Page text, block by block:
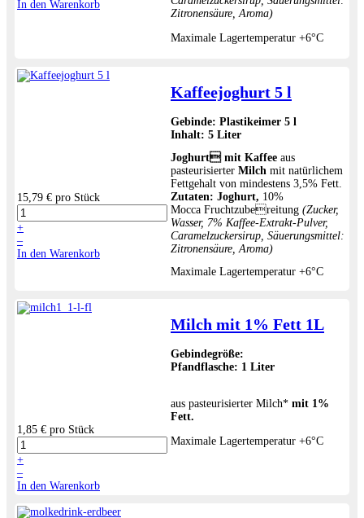
In den Warenkorb
Zitronensäure, Aroma)
Maximale Lagertemperatur +6°C
15,79 € pro Stück
+
–
In den Warenkorb
Kaffeejoghurt 5 l
Gebinde: Plastikeimer 5 l
Inhalt: 5 Liter
Joghurt mit Kaffee aus
pasteurisierter Milch mit natürlichem
Fettgehalt von mindestens 3,5% Fett.
Zutaten: Joghurt, 10%
Mocca Fruchtzubereitung (Zucker,
Wasser, 7% Kaffee-Extrakt-Pulver,
Caramelzuckersirup, Säuerungsmittel:
Zitronensäure, Aroma)
Maximale Lagertemperatur +6°C
1,85 € pro Stück
+
–
In den Warenkorb
Milch mit 1% Fett 1L
Gebindegröße:
Pfandflasche: 1 Liter
aus pasteurisierter Milch* mit 1%
Fett.
Maximale Lagertemperatur +6°C